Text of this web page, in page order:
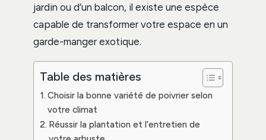
jardin ou d’un balcon, il existe une espèce
capable de transformer votre espace en un
garde-manger exotique.
Table des matières
Choisir la bonne variété de poivrier selon
votre climat
Réussir la plantation et l’entretien de